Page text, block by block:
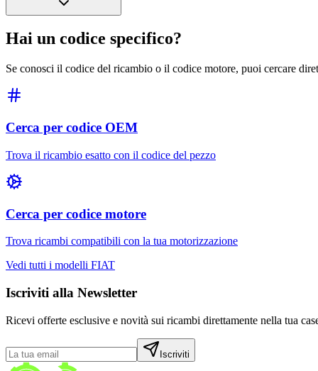
Hai un codice specifico?
Se conosci il codice del ricambio o il codice motore, puoi cercare
Cerca per codice OEM
Trova il ricambio esatto con il codice del pezzo
Cerca per codice motore
Trova ricambi compatibili con la tua motorizzazione
Vedi tutti i modelli FIAT
Iscriviti alla Newsletter
Ricevi offerte esclusive e novità sui ricambi direttamente nella tua
Iscriviti